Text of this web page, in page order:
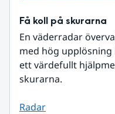
Få koll på skurarna
En väderradar
med hög
ett värdefullt
skurarna.
Radar